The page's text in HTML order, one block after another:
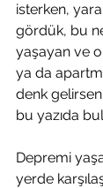
isterken,
gördük, bu
yaşayan ve
ya da
denk
bu yazıda
Depremi
yerde